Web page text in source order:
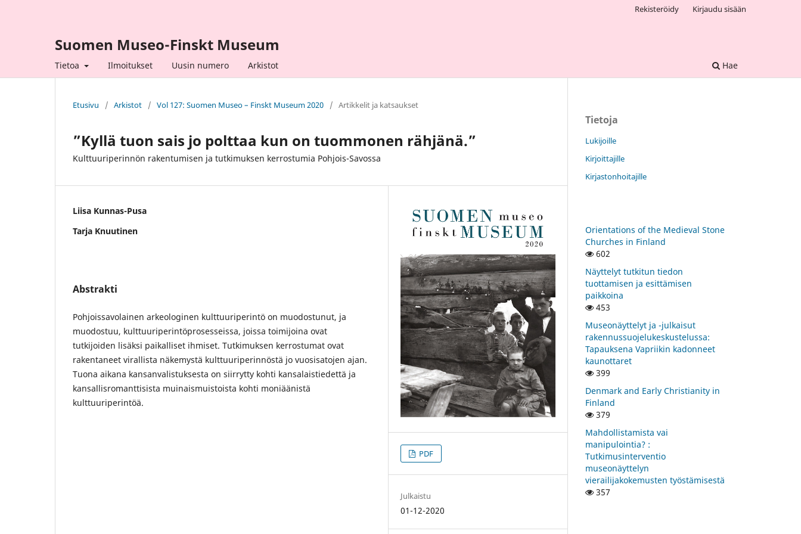
Suomen Museo-Finskt Museum
Tietoa Ilmoitukset Uusin numero Arkistot Hae
Rekisteröidy Kirjaudu sisään
Etusivu / Arkistot / Vol 127: Suomen Museo – Finskt Museum 2020 / Artikkelit ja katsaukset
”Kyllä tuon sais jo polttaa kun on tuommonen rähjänä.”
Kulttuuriperinnön rakentumisen ja tutkimuksen kerrostumia Pohjois-Savossa
Liisa Kunnas-Pusa
Tarja Knuutinen
Abstrakti
Pohjoissavolainen arkeologinen kulttuuriperintö on muodostunut, ja
muodostuu, kulttuuriperintöprosesseissa, joissa toimijoina ovat
tutkijoiden lisäksi paikalliset ihmiset. Tutkimuksen kerrostumat ovat
rakentaneet virallista näkemystä kulttuuriperinnöstä jo vuosisatojen ajan.
Tuona aikana kansanvalistuksesta on siirrytty kohti kansalaistiedettä ja
kansallisromanttisista muinaismuistoista kohti moniäänistä
kulttuuriperintöä.
PDF
Julkaistu
01-12-2020
Tietoja
Lukijoille
Kirjoittajille
Kirjastonhoitajille
Orientations of the Medieval Stone
Churches in Finland
602
Näyttelyt tutkitun tiedon
tuottamisen ja esittämisen
paikkoina
453
Museonäyttelyt ja -julkaisut
rakennussuojelukeskustelussa:
Tapauksena Vapriikin kadonneet
kaunottaret
399
Denmark and Early Christianity in
Finland
379
Mahdollistamista vai
manipulointia? :
Tutkimusinterventio
museonäyttelyn
vierailijakokemusten työstämisestä
357